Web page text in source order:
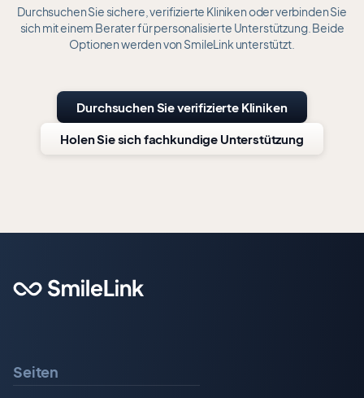
Durchsuchen Sie sichere, verifizierte Kliniken oder verbinden Sie
sich mit einem Berater für personalisierte Unterstützung. Beide
Optionen werden von SmileLink unterstützt.
Durchsuchen Sie verifizierte Kliniken
Holen Sie sich fachkundige Unterstützung
Seiten